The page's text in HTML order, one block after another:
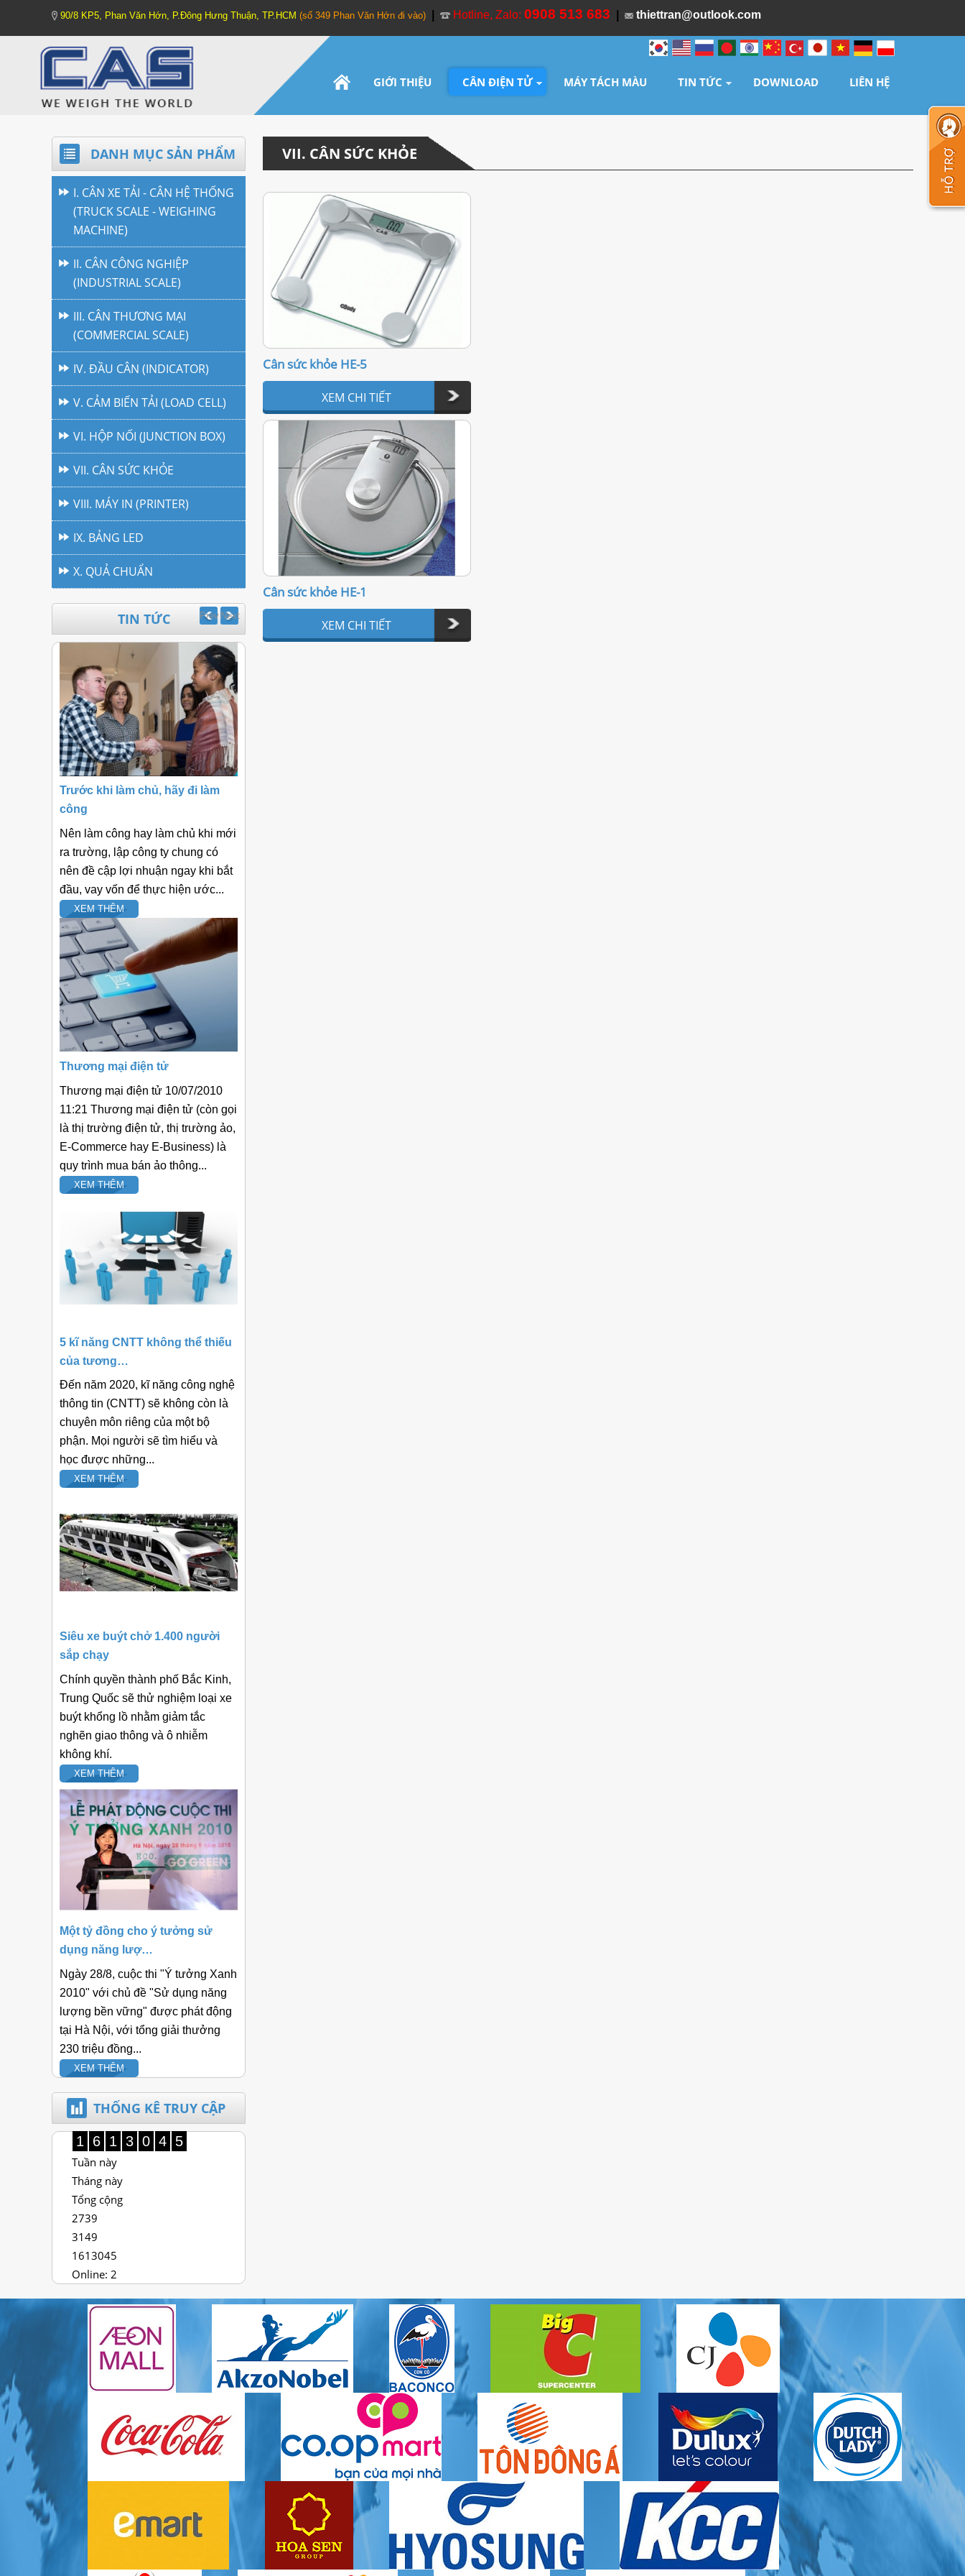
90/8 KP5, Phan Văn Hớn, P.Đông Hưng Thuận, TP.HCM (số 349 Phan Văn Hớn đi vào) Hotline, Zalo: 0908 513 683 thiettran@outlook.com
GIỚI THIỆU CÂN ĐIỆN TỬ MÁY TÁCH MÀU TIN TỨC DOWNLOAD LIÊN HỆ
DANH MỤC SẢN PHẨM
I. CÂN XE TẢI - CÂN HỆ THỐNG
(TRUCK SCALE - WEIGHING
MACHINE)
II. CÂN CÔNG NGHIỆP
(INDUSTRIAL SCALE)
III. CÂN THƯƠNG MẠI
(COMMERCIAL SCALE)
IV. ĐẦU CÂN (INDICATOR)
V. CẢM BIẾN TẢI (LOAD CELL)
VI. HỘP NỐI (JUNCTION BOX)
VII. CÂN SỨC KHỎE
VIII. MÁY IN (PRINTER)
IX. BẢNG LED
X. QUẢ CHUẨN
TIN TỨC Prev Next
Trước khi làm chủ, hãy đi làm
công
Nên làm công hay làm chủ khi mới
ra trường, lập công ty chung có
nên đề cập lợi nhuận ngay khi bắt
đầu, vay vốn để thực hiện ước...
XEM THÊM
Thương mại điện tử
Thương mại điện tử 10/07/2010
11:21 Thương mại điện tử (còn gọi
là thị trường điện tử, thị trường ảo,
E-Commerce hay E-Business) là
quy trình mua bán ảo thông...
XEM THÊM
5 kĩ năng CNTT không thể thiếu
của tương…
Đến năm 2020, kĩ năng công nghệ
thông tin (CNTT) sẽ không còn là
chuyên môn riêng của một bộ
phận. Mọi người sẽ tìm hiểu và
học được những...
XEM THÊM
Siêu xe buýt chở 1.400 người
sắp chạy
Chính quyền thành phố Bắc Kinh,
Trung Quốc sẽ thử nghiệm loại xe
buýt khổng lồ nhằm giảm tắc
nghẽn giao thông và ô nhiễm
không khí.
XEM THÊM
Một tỷ đồng cho ý tưởng sử
dụng năng lượ…
Ngày 28/8, cuộc thi "Ý tưởng Xanh
2010" với chủ đề "Sử dụng năng
lượng bền vững" được phát động
tại Hà Nội, với tổng giải thưởng
230 triệu đồng...
XEM THÊM
THỐNG KÊ TRUY CẬP
1 6 1 3 0 4 5
Tuần này
Tháng này
Tổng cộng
2739
3149
1613045
Online: 2
VII. CÂN SỨC KHỎE
Cân sức khỏe HE-5
XEM CHI TIẾT
Cân sức khỏe HE-1
XEM CHI TIẾT